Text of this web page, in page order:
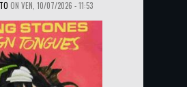
ON VEN, 10/07/2026 - 11:53